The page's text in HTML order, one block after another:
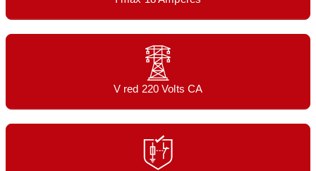
V red 220 Volts CA